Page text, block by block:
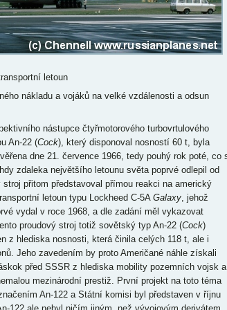
letoun
nákladu a vojáků na velké vzdálenosti a odsun
nástupce čtyřmotorového turbovrtulového
An-22 (Cock), který disponoval nosností 60 t, byla
dne 21. července 1966, tedy pouhý rok poté, co
zdaleka největšího letounu světa poprvé odlepil od
přitom představoval přímou reakci na americký
letoun typu Lockheed C-5A Galaxy, jehož
vydal v roce 1968, a dle zadání měl vykazovat
proudový stroj totiž sovětský typ An-22 (Cock)
z hlediska nosnosti, která činila celých 118 t, ale i
Jeho zavedením by proto Američané náhle získali
před SSSR z hlediska mobility pozemních vojsk a
mezinárodní prestiž. První projekt na toto téma
An-122 a Státní komisi byl představen v říjnu